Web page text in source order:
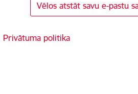
Vēlos atstāt savu e-pastu
Privātuma politika